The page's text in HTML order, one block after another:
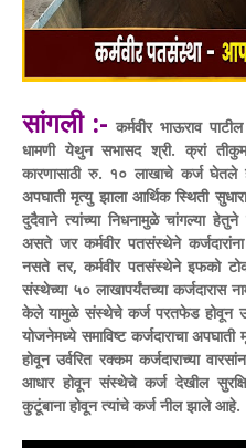
सांगली :- कर्मवीर भाऊराव
धामणी येथुन सभासद श्री. क्रां
कारणासाठी रु. १० लाखाचे कर्ज घेतले
अपघाती मृत्यु झाला आर्थिक स्थिती
दुदैवाने त्यांच्या निधनामुळे चांगल्या
असते जर कर्मवीर पतसंस्थेने
नसते तर,कर्मवीर पतसंस्थेने इफको
संस्थेच्या ५० लाखापर्यंतच्या कर्जदारास
केले यामुळे संस्थेचे कर्ज परतफेड होवून
योजनेमध्ये समाविष्ट कर्जदाराचा
होवून उर्वरित रक्कम कर्जदाराच्या
आधार होवून संस्थेचे कर्ज देखील
कुटूंबाना होवून त्यांचे कर्ज नील झाले आहे.